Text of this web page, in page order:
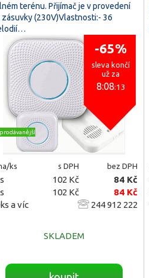
terénu. Přijímač je v provedení
zásuvky (230V)Vlastnosti:- 36
-65%
sleva končí
už za
8:08:11
ks s DPH bez DPH
102 Kč
84 Kč
102 Kč
84 Kč
a víc
244 912 222
SKLADEM